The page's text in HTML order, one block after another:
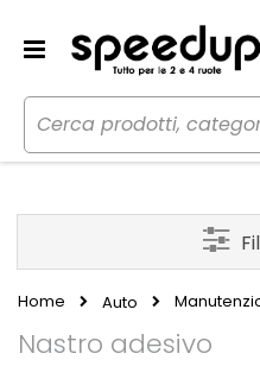
Home Auto
Nastro adesivo